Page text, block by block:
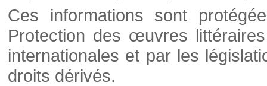
Ces informations sont
Protection des œuvres
internationales et par les
droits dérivés.